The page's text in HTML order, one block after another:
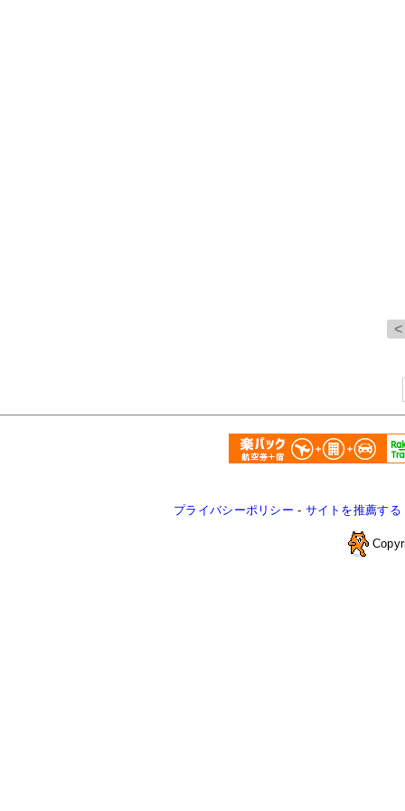
プライバシーポリシー - サイトを推薦する